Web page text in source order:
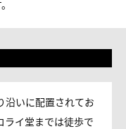
沿いに配置されてお
ライ堂までは徒歩で